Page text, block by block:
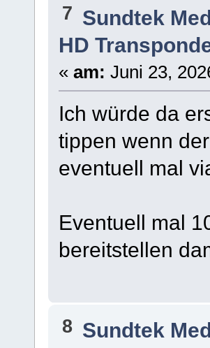
7 Sundtek
HD
« am: Juni 23,
Ich würde da
tippen wenn
eventuell mal
Eventuell mal
bereitstellen
8 Sundtek